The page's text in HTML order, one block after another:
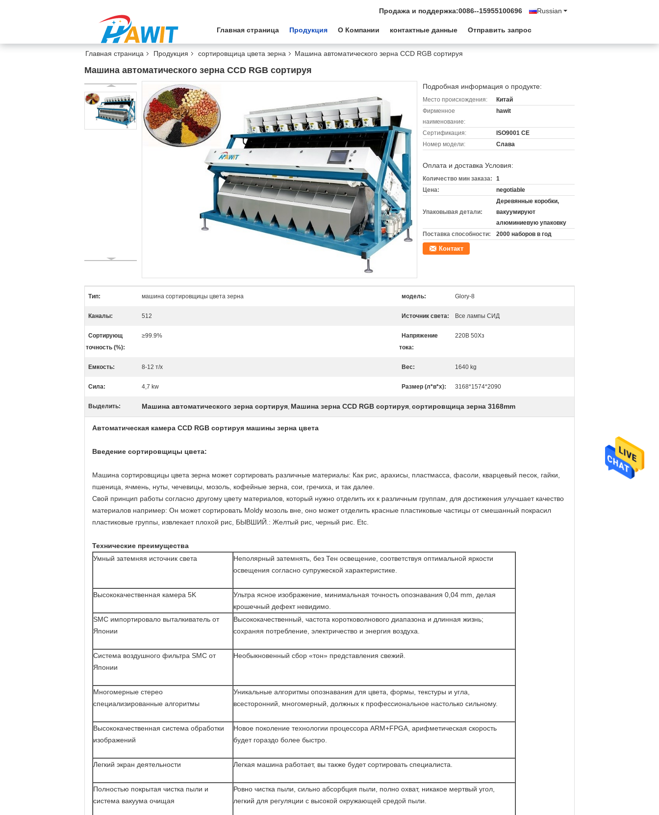
Russian
Продажа и поддержка:0086--15955100696
Главная страница Продукция О Компании контактные данные Отправить запрос
Главная страница Продукция сортировщица цвета зерна Машина автоматического зерна CCD RGB сортируя
Машина автоматического зерна CCD RGB сортируя
Подробная информация о продукте:
Место происхождения:
Китай
Фирменное
наименование:
hawit
Сертификация:
ISO9001 CE
Номер модели:
Слава
Оплата и доставка Условия:
Количество мин заказа:
1
Цена:
negotiable
Упаковывая детали:
Деревянные коробки,
вакуумируют
алюминиевую упаковку
Поставка способности:
2000 наборов в год
Контакт
Тип: машина сортировщицы цвета зерна модель: Glory-8
Каналы: 512 Источник света: Все лампы СИД
Сортирующ
точность (%):
≥99.9%
Напряжение
тока:
220В 50Хз
Емкость: 8-12 т/х Вес: 1640 kg
Сила: 4,7 kw Размер (л*в*х): 3168*1574*2090
Выделить: Машина автоматического зерна сортируя, Машина зерна CCD RGB сортируя, сортировщица зерна 3168mm
Автоматическая камера CCD RGB сортируя машины зерна цвета
Введение сортировщицы цвета:
Машина сортировщицы цвета зерна может сортировать различные материалы: Как рис, арахисы, пластмасса, фасоли, кварцевый песок, гайки,
пшеница, ячмень, нуты, чечевицы, мозоль, кофейные зерна, сои, гречиха, и так далее.
Свой принцип работы согласно другому цвету материалов, который нужно отделить их к различным группам, для достижения улучшает качество
материалов например: Он может сортировать Moldy мозоль вне, оно может отделить красные пластиковые частицы от смешанный покрасил
пластиковые группы, извлекает плохой рис, БЫВШИЙ.: Желтый рис, черный рис. Etc.
Технические преимущества
Умный затемняя источник света
Неполярный затемнять, без Тен освещение, соответствуя оптимальной яркости
освещения согласно супружеской характеристике.
Высококачественная камера 5K
Ультра ясное изображение, минимальная точность опознавания 0,04 mm, делая
крошечный дефект невидимо.
SMC импортировало выталкиватель от
Японии
Высококачественный, частота коротковолнового диапазона и длинная жизнь;
сохраняя потребление, электричество и энергия воздуха.
Система воздушного фильтра SMC от
Японии
Необыкновенный сбор «тон» представления свежий.
Многомерные стерео
специализированные алгоритмы
Уникальные алгоритмы опознавания для цвета, формы, текстуры и угла,
всесторонний, многомерный, должных к профессиональное настолько сильному.
Высококачественная система обработки
изображений
Новое поколение технологии процессора ARM+FPGA, арифметическая скорость
будет гораздо более быстро.
Легкий экран деятельности Легкая машина работает, вы также будет сортировать специалиста.
Полностью покрытая чистка пыли и
система вакуума очищая
Ровно чистка пыли, сильно абсорбция пыли, полно охват, никакое мертвый угол,
легкий для регуляции с высокой окружающей средой пыли.